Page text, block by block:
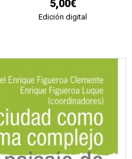
5,00€
Edición digital